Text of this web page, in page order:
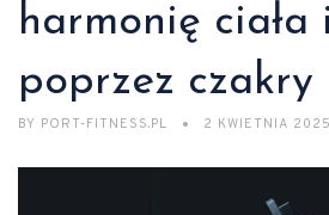
harmonię ciała
poprzez czakry
BY PORT-FITNESS.PL 2 KWIETNIA 2025